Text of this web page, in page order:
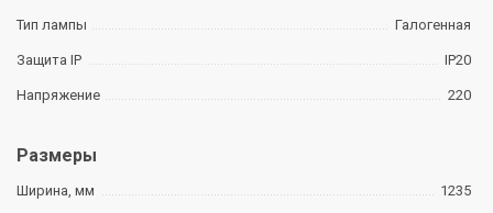
Тип лампы Галогенная
Защита IP IP20
Напряжение 220
Размеры
Ширина, мм 1235